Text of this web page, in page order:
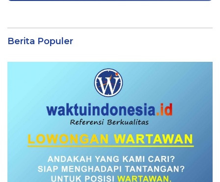
Berita Populer